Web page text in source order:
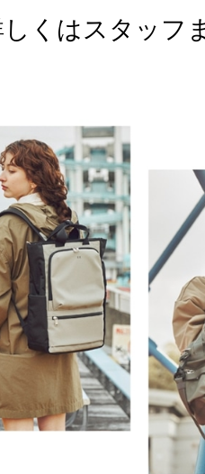
くはスタッフ